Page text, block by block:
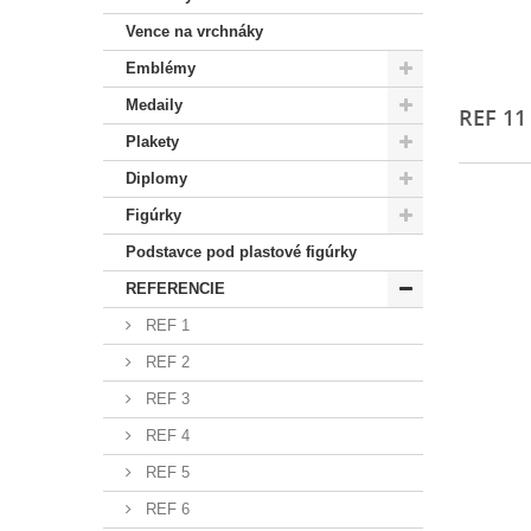
Vence na vrchnáky
Emblémy
Medaily
Plakety
Diplomy
Figúrky
Podstavce pod plastové figúrky
REFERENCIE
REF 1
REF 2
REF 3
REF 4
REF 5
REF 6
REF 11